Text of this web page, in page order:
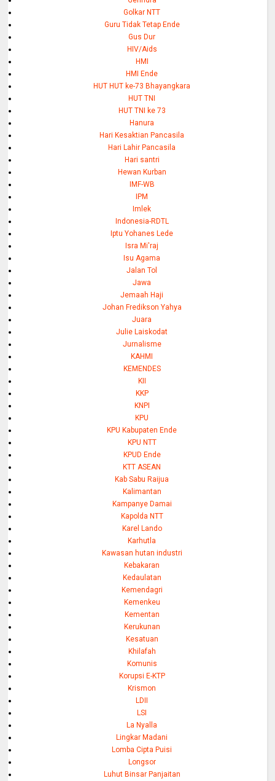
Golkar NTT
Guru Tidak Tetap Ende
Gus Dur
HIV/Aids
HMI
HMI Ende
HUT HUT ke-73 Bhayangkara
HUT TNI
HUT TNI ke 73
Hanura
Hari Kesaktian Pancasila
Hari Lahir Pancasila
Hari santri
Hewan Kurban
IMF-WB
IPM
Imlek
Indonesia-RDTL
Iptu Yohanes Lede
Isra Mi'raj
Isu Agama
Jalan Tol
Jawa
Jemaah Haji
Johan Fredikson Yahya
Juara
Julie Laiskodat
Jurnalisme
KAHMI
KEMENDES
KII
KKP
KNPI
KPU
KPU Kabupaten Ende
KPU NTT
KPUD Ende
KTT ASEAN
Kab Sabu Raijua
Kalimantan
Kampanye Damai
Kapolda NTT
Karel Lando
Karhutla
Kawasan hutan industri
Kebakaran
Kedaulatan
Kemendagri
Kemenkeu
Kementan
Kerukunan
Kesatuan
Khilafah
Komunis
Korupsi E-KTP
Krismon
LDII
LSI
La Nyalla
Lingkar Madani
Lomba Cipta Puisi
Longsor
Luhut Binsar Panjaitan